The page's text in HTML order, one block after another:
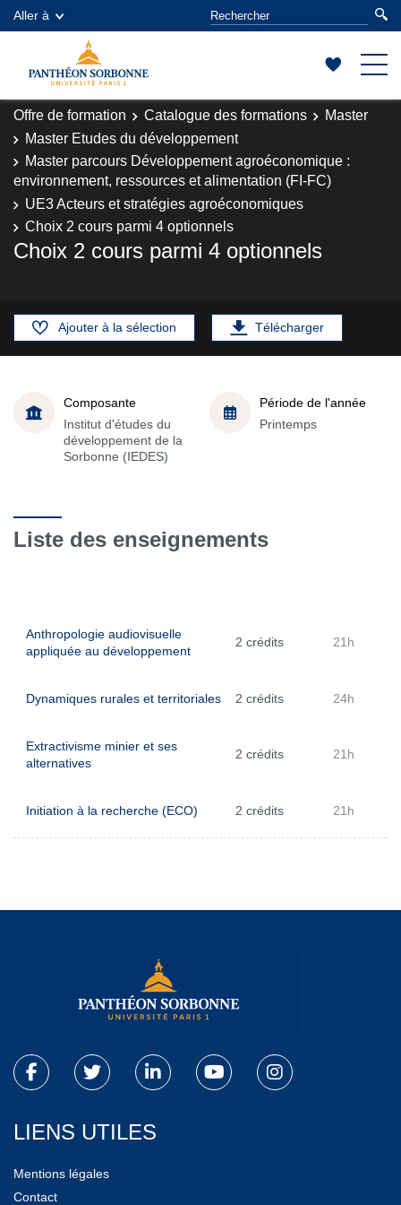
Aller à
Offre de formation Catalogue des formations
Master
Master Etudes du développement
Master parcours Développement agroéconomique :
environnement, ressources et alimentation (FI-FC)
UE3 Acteurs et stratégies agroéconomiques
Choix 2 cours parmi 4 optionnels
Choix 2 cours parmi 4 optionnels
Ajouter à la sélection Télécharger
Composante
Institut d'études du
développement de la
Sorbonne (IEDES)
Période de l'année
Printemps
Liste des enseignements
Anthropologie audiovisuelle
appliquée au développement
2 crédits 21h
Dynamiques rurales et territoriales 2 crédits 24h
Extractivisme minier et ses
alternatives
2 crédits 21h
Initiation à la recherche (ECO) 2 crédits 21h
LIENS UTILES
Mentions légales
Contact